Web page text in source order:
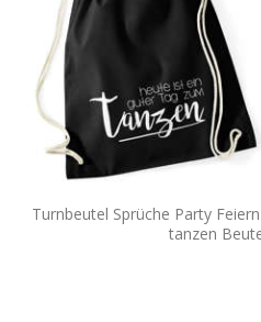
Turnbeutel Sprüche Party
tanzen